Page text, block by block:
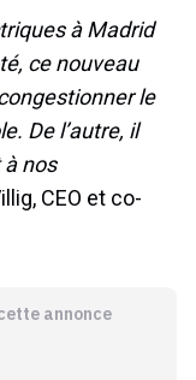
à Madrid
ce nouveau
le
De l’autre, il
nos
CEO et co-
annonce